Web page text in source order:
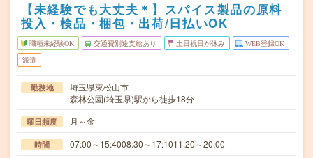
【未経験でも大丈夫＊】スパイス製品の原料
投入・検品・梱包・出荷/日払いOK
職種未経験OK 交通費別途支給あり 土日祝日が休み WEB登録OK
派遣
勤務地
埼玉県東松山市
森林公園(埼玉県)駅から徒歩18分
曜日頻度 月～金
時間 07:00～15:4008:30～17:1011:20～20:00